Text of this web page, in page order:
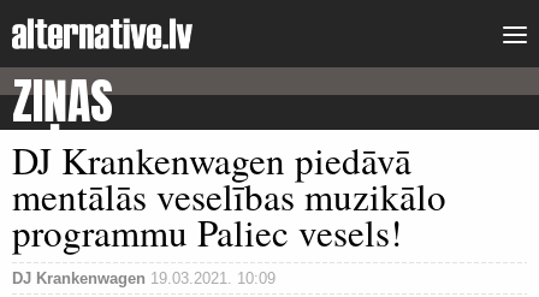
ZIŅAS
DJ Krankenwagen piedāvā
mentālās veselības muzikālo
programmu Paliec vesels!
DJ Krankenwagen 19.03.2021. 10:09